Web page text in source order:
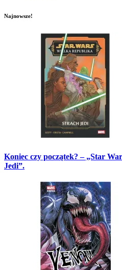
Najnowsze!
Koniec czy początek? – „Star
Jedi”.